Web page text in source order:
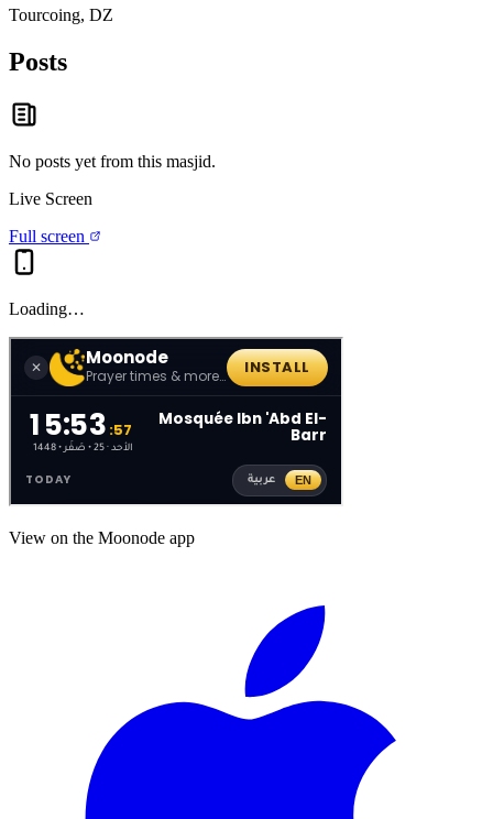
Tourcoing, DZ
Posts
No posts yet from this masjid.
Live Screen
Full screen
Loading…
View on the Moonode app